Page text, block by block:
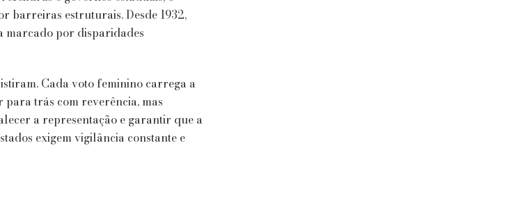
barreiras estruturais. Desde 1932,
marcado por disparidades
Cada voto feminino carrega a
trás com reverência, mas
a representação e garantir que a
exigem vigilância constante e